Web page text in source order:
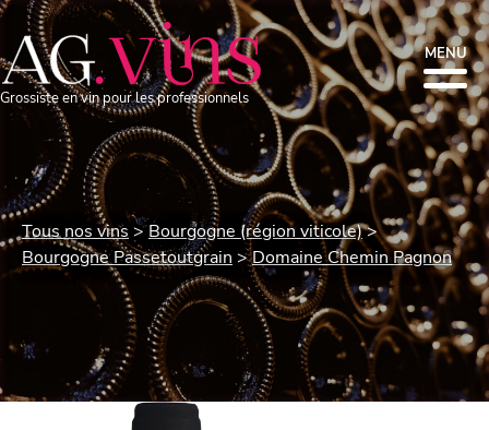
Grossiste en vin pour les professionnels
MENU
Tous nos vins
Bourgogne (région viticole)
Bourgogne Passetoutgrain
Domaine Chemin Pagnon